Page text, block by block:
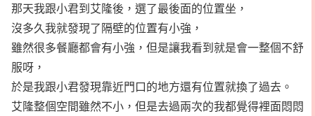
那天我跟小君到艾隆後，選了最後面的位置坐，
沒多久我就發現了隔壁的位置有小強，
雖然很多餐廳都會有小強，但是讓我看到就是會一整個不舒
服呀，
於是我跟小君發現靠近門口的地方還有位置就換了過去。
艾隆整個空間雖然不小，但是去過兩次的我都覺得裡面悶悶